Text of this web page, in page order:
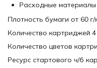
Расходные материалы
Плотность бумаги от 60
Количество картриджей 4
Количество цветов
Ресурс стартового ч/б